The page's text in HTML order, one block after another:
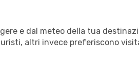
e dal meteo della tua
altri invece preferiscono